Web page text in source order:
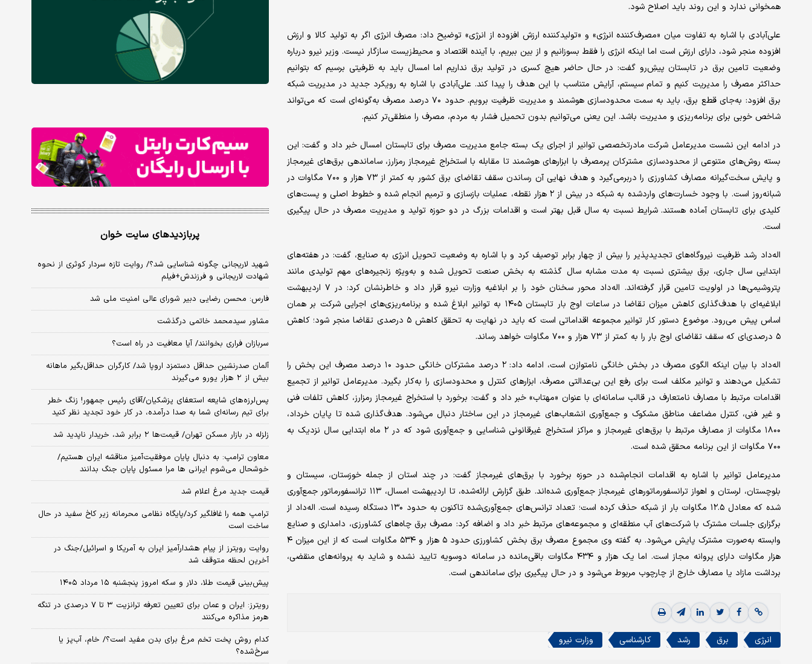
همخوانی ندارد و این روند باید اصلاح شود.
علی‌آبادی با اشاره به تفاوت میان «مصرف‌کننده انرژی» و «تولیدکننده ارزش افزوده از انرژی» توضیح داد: مصرف انرژی اگر به تولید کالا و ارزش
افزوده منجر شود، دارای ارزش است اما اینکه انرژی را فقط بسوزانیم و از بین ببریم، با آینده اقتصاد و محیط‌زیست سازگار نیست. وزیر نیرو درباره
وضعیت تامین برق در تابستان پیشِ‌رو گفت: در حال حاضر هیچ کسری در تولید برق نداریم اما امسال باید به ظرفیتی برسیم که بتوانیم
حداکثر مصرف را مدیریت کنیم و تمام سیستم، آرایش متناسب با این هدف را پیدا کند. علی‌آبادی با اشاره به رویکرد جدید در مدیریت شبکه
برق افزود: به‌جای قطع برق، باید به سمت محدودسازی هوشمند و مدیریت ظرفیت برویم. حدود ۷۰ درصد مصرف به‌گونه‌ای است که می‌تواند
شاخص خوبی برای برنامه‌ریزی و مدیریت باشد. این یعنی می‌توانیم بدون تحمیل فشار به مردم، مصرف را منطقی‌تر کنیم.
در ادامه این نشست مدیرعامل شرکت مادرتخصصی توانیر از اجرای یک بسته جامع مدیریت مصرف برای تابستان امسال خبر داد و گفت: این
بسته روش‌های متنوعی از محدودسازی مشترکان پرمصرف با ابزارهای هوشمند تا مقابله با استخراج غیرمجاز رمزارز، ساماندهی برق‌های غیرمجاز
و پایش سخت‌گیرانه مصارف کشاورزی را دربرمی‌گیرد و هدف نهایی آن رساندن سقف تقاضای برق کشور به کمتر از ۷۳ هزار و ۷۰۰ مگاوات در
شبانه‌روز است. با وجود خسارت‌های واردشده به شبکه در بیش از ۲ هزار نقطه، عملیات بازسازی و ترمیم انجام شده و خطوط اصلی و پست‌های
کلیدی برای تابستان آماده هستند. شرایط نسبت به سال قبل بهتر است و اقدامات بزرگ در دو حوزه تولید و مدیریت مصرف در حال پیگیری
است.
اله‌داد رشد ظرفیت نیروگاه‌های تجدیدپذیر را بیش از چهار برابر توصیف کرد و با اشاره به وضعیت تحویل انرژی به صنایع، گفت: در هفته‌های
ابتدایی سال جاری، برق بیشتری نسبت به مدت مشابه سال گذشته به بخش صنعت تحویل شده و به‌ویژه زنجیره‌های مهم تولیدی مانند
پتروشیمی‌ها در اولویت تامین قرار گرفته‌اند. اله‌داد محور سخنان خود را بر ابلاغیه وزارت نیرو قرار داد و خاطرنشان کرد: در ۷ اردیبهشت
ابلاغیه‌ای با هدف‌گذاری کاهش میزان تقاضا در ساعات اوج بار تابستان ۱۴۰۵ به توانیر ابلاغ شده و برنامه‌ریزی‌های اجرایی شرکت بر همان
اساس پیش می‌رود. موضوع دستور کار توانیر مجموعه اقداماتی است که باید در نهایت به تحقق کاهش ۵ درصدی تقاضا منجر شود؛ کاهش
۵ درصدی‌ای که سقف تقاضای اوج بار را به کمتر از ۷۳ هزار و ۷۰۰ مگاوات خواهد رساند.
اله‌داد با بیان اینکه الگوی مصرف در بخش خانگی نامتوازن است، ادامه داد: ۲ درصد مشترکان خانگی حدود ۱۰ درصد مصرف این بخش را
تشکیل می‌دهند و توانیر مکلف است برای رفع این بی‌عدالتی مصرف، ابزارهای کنترل و محدودسازی را به‌کار بگیرد. مدیرعامل توانیر از تجمیع
اقدامات مرتبط با مصارف نامتعارف در قالب سامانه‌ای با عنوان «مهتاب» خبر داد و گفت: برخورد با استخراج غیرمجاز رمزارز، کاهش تلفات فنی
و غیر فنی، کنترل مضاعف مناطق مشکوک و جمع‌آوری انشعاب‌های غیرمجاز در این ساختار دنبال می‌شود. هدف‌گذاری شده تا پایان خرداد،
۱۸۰۰ مگاوات از مصارف مرتبط با برق‌های غیرمجاز و مراکز استخراج غیرقانونی شناسایی و جمع‌آوری شود که در ۲ ماه ابتدایی سال نزدیک به
۷۰۰ مگاوات از این برنامه محقق شده است.
مدیرعامل توانیر با اشاره به اقدامات انجام‌شده در حوزه برخورد با برق‌های غیرمجاز گفت: در چند استان از جمله خوزستان، سیستان و
بلوچستان، لرستان و اهواز ترانسفورماتورهای غیرمجاز جمع‌آوری شده‌اند. طبق گزارش ارائه‌شده، تا اردیبهشت امسال، ۱۱۳ ترانسفورماتور جمع‌آوری
شده که معادل ۱۲.۵ مگاوات بار از شبکه حذف کرده است؛ تعداد ترانس‌های جمع‌آوری‌شده تاکنون به حدود ۱۳۰ دستگاه رسیده است. اله‌داد از
برگزاری جلسات مشترک با شرکت‌های آب منطقه‌ای و مجموعه‌های مرتبط خبر داد و اضافه کرد: مصرف برق چاه‌های کشاورزی، دامداری و صنایع
وابسته به‌صورت مشترک پایش می‌شود. به گفته وی مجموع مصرف برق بخش کشاورزی حدود ۵ هزار و ۵۳۴ مگاوات است که از این میزان ۴
هزار مگاوات دارای پروانه مجاز است. اما یک هزار و ۴۳۴ مگاوات باقی‌مانده در سامانه دوسویه تایید نشده و شاید به پروانه‌های منقضی،
برداشت مازاد یا مصارف خارج از چارچوب مربوط می‌شود و در حال پیگیری برای ساماندهی است.
انرژی برق رشد کارشناسی وزارت نیرو
پربازدیدهای سایت خوان
شهید لاریجانی چگونه شناسایی شد؟/ روایت تازه سردار کوثری از نحوه
شهادت لاریجانی و فرزندش+فیلم
فارس: محسن رضایی دبیر شورای عالی امنیت ملی شد
مشاور سیدمحمد خاتمی درگذشت
سربازان فراری بخوانند/ آیا معافیت در راه است؟
آلمان صدرنشین حداقل دستمزد اروپا شد/ کارگران حداقل‌بگیر ماهانه
بیش از ۲ هزار یورو می‌گیرند
پس‌لرزه‌های شایعه استعفای پزشکیان/آقای رئیس جمهور! زنگ خطر
برای تیم رسانه‌ای شما به صدا درآمده، در کار خود تجدید نظر کنید
زلزله در بازار مسکن تهران/ قیمت‌ها ۲ برابر شد، خریدار ناپدید شد
معاون ترامپ: به دنبال پایان موفقیت‌آمیز مناقشه ایران هستیم/
خوشحال می‌شوم ایرانی ها مرا مسئول پایان جنگ بدانند
قیمت جدید مرغ اعلام شد
ترامپ همه را غافلگیر کرد/پایگاه نظامی محرمانه زیر کاخ سفید در حال
ساخت است
روایت رویترز از پیام هشدارآمیز ایران به آمریکا و اسرائیل/جنگ در
آخرین لحظه متوقف شد
پیش‌بینی قیمت طلا، دلار و سکه امروز پنجشنبه ۱۵ مرداد ۱۴۰۵
رویترز: ایران و عمان برای تعیین تعرفه ترانزیت ۳ تا ۷ درصدی در تنگه
هرمز مذاکره می‌کنند
کدام روش پخت تخم مرغ برای بدن مفید است؟/ خام، آب‌پز یا
سرخ‌شده؟